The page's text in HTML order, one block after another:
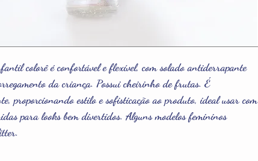
colorê é confortável e flexível, com solado antiderrapante
da criança. Possui cheirinho de frutas. É
proporcionando estilo e sofisticação ao produto, ideal usar com
para looks bem divertidos. Alguns modelos femininos